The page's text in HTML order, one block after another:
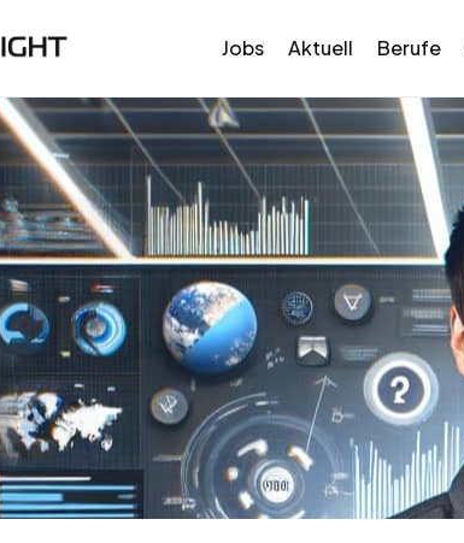
Jobs Aktuell Berufe